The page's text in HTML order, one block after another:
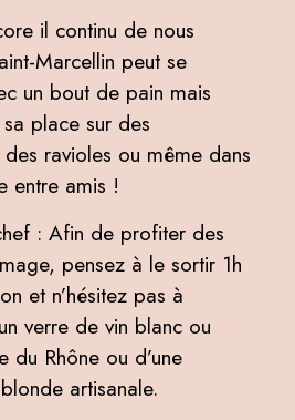
il continu de nous
Marcellin peut se
un bout de pain mais
place sur des
ravioles ou même dans
entre amis !
: Afin de profiter des
pensez à le sortir 1h
et n’hésitez pas à
verre de vin blanc ou
du Rhône ou d’une
artisanale.